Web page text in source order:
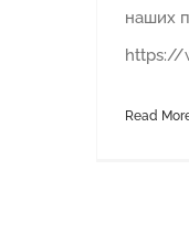
наших
https://
Read